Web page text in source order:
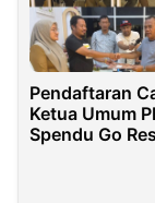
Pendaftaran
Ketua Umum
Spendu Go